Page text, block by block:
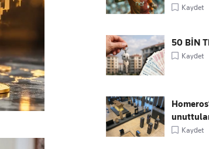
Kaydet
50 BİN
Kaydet
Kaydet